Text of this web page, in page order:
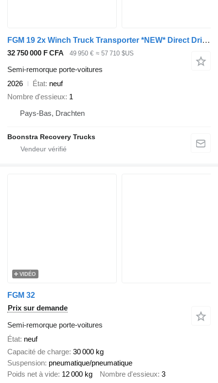
FGM 19 2x Winch Truck Transporter *NEW* Direct Drive Sofort Verfugba
32 750 000 F CFA 49 950 € ≈ 57 710 $US
Semi-remorque porte-voitures
2026
État neuf
Nombre d'essieux 1
Pays-Bas, Drachten
Boonstra Recovery Trucks
VIDÉO
FGM 32
Prix sur demande
Semi-remorque porte-voitures
État neuf
Capacité de charge 30 000 kg
Suspension pneumatique/pneumatique
Poids net à vide 12 000 kg Nombre d'essieux 3